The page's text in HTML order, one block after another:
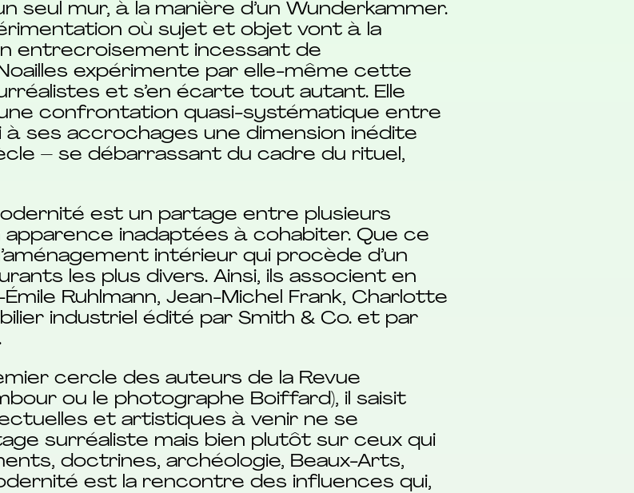
mur, à la manière d’un Wunderkammer.
où sujet et objet vont à la
entrecroisement incessant de
expérimente par elle-même cette
et s’en écarte tout autant. Elle
confrontation quasi-systématique entre
ses accrochages une dimension inédite
– se débarrassant du cadre du rituel,
est un partage entre plusieurs
inadaptées à cohabiter. Que ce
intérieur qui procède d’un
les plus divers. Ainsi, ils associent en
Ruhlmann, Jean-Michel Frank, Charlotte
industriel édité par Smith & Co. et par
cercle des auteurs de la Revue
ou le photographe Boiffard), il saisit
et artistiques à venir ne se
surréaliste mais bien plutôt sur ceux qui
doctrines, archéologie, Beaux-Arts,
est la rencontre des influences qui,